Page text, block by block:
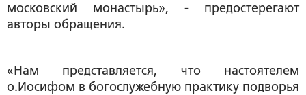
московский монастырь», - предостерегают
авторы обращения.
«Нам представляется, что настоятелем
о.Иосифом в богослужебную практику подворья